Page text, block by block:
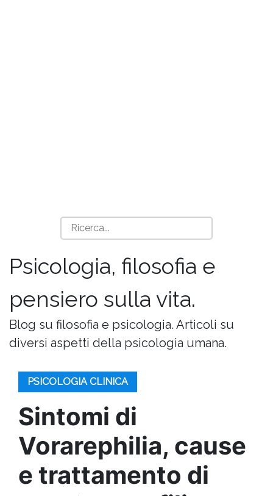
Psicologia, filosofia e
pensiero sulla vita.
Blog su filosofia e psicologia. Articoli su
diversi aspetti della psicologia umana.
PSICOLOGIA CLINICA
Sintomi di
Vorarephilia, cause
e trattamento di